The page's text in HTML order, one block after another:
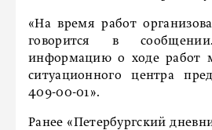
«На время работ
говорится в
информацию о ходе работ
ситуационного центра
409-00-01».
Ранее «Петербургский